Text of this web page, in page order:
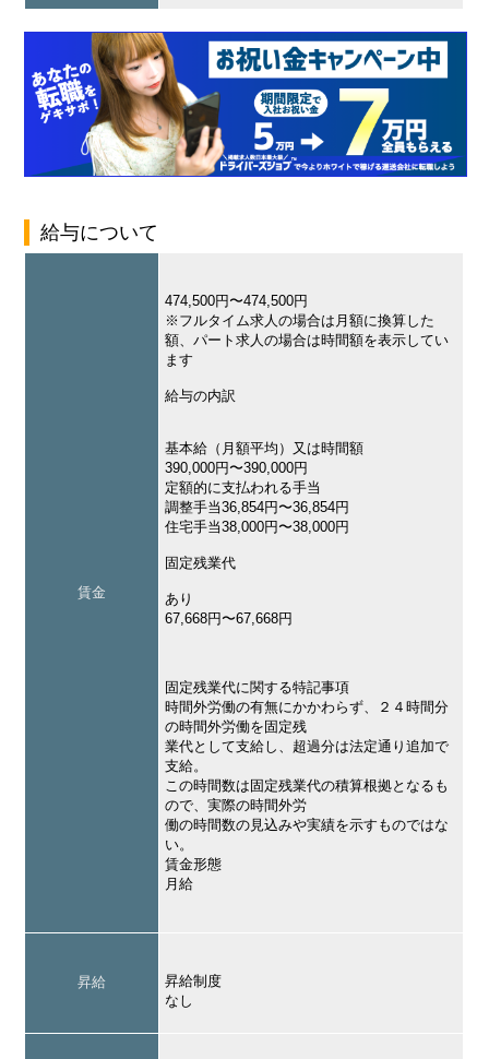
給与について
賃金
474,500円〜474,500円
※フルタイム求人の場合は月額に換算した
額、パート求人の場合は時間額を表示してい
ます
給与の内訳
基本給（月額平均）又は時間額
390,000円〜390,000円
定額的に支払われる手当
調整手当36,854円〜36,854円
住宅手当38,000円〜38,000円
固定残業代
あり
67,668円〜67,668円
固定残業代に関する特記事項
時間外労働の有無にかかわらず、２４時間分
の時間外労働を固定残
業代として支給し、超過分は法定通り追加で
支給。
この時間数は固定残業代の積算根拠となるも
ので、実際の時間外労
働の時間数の見込みや実績を示すものではな
い。
賃金形態
月給
昇給
昇給制度
なし